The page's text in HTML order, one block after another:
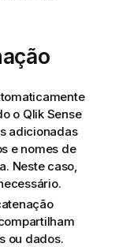
o Qlik Sense
adicionadas
e nomes de
Neste caso,
ou dados.